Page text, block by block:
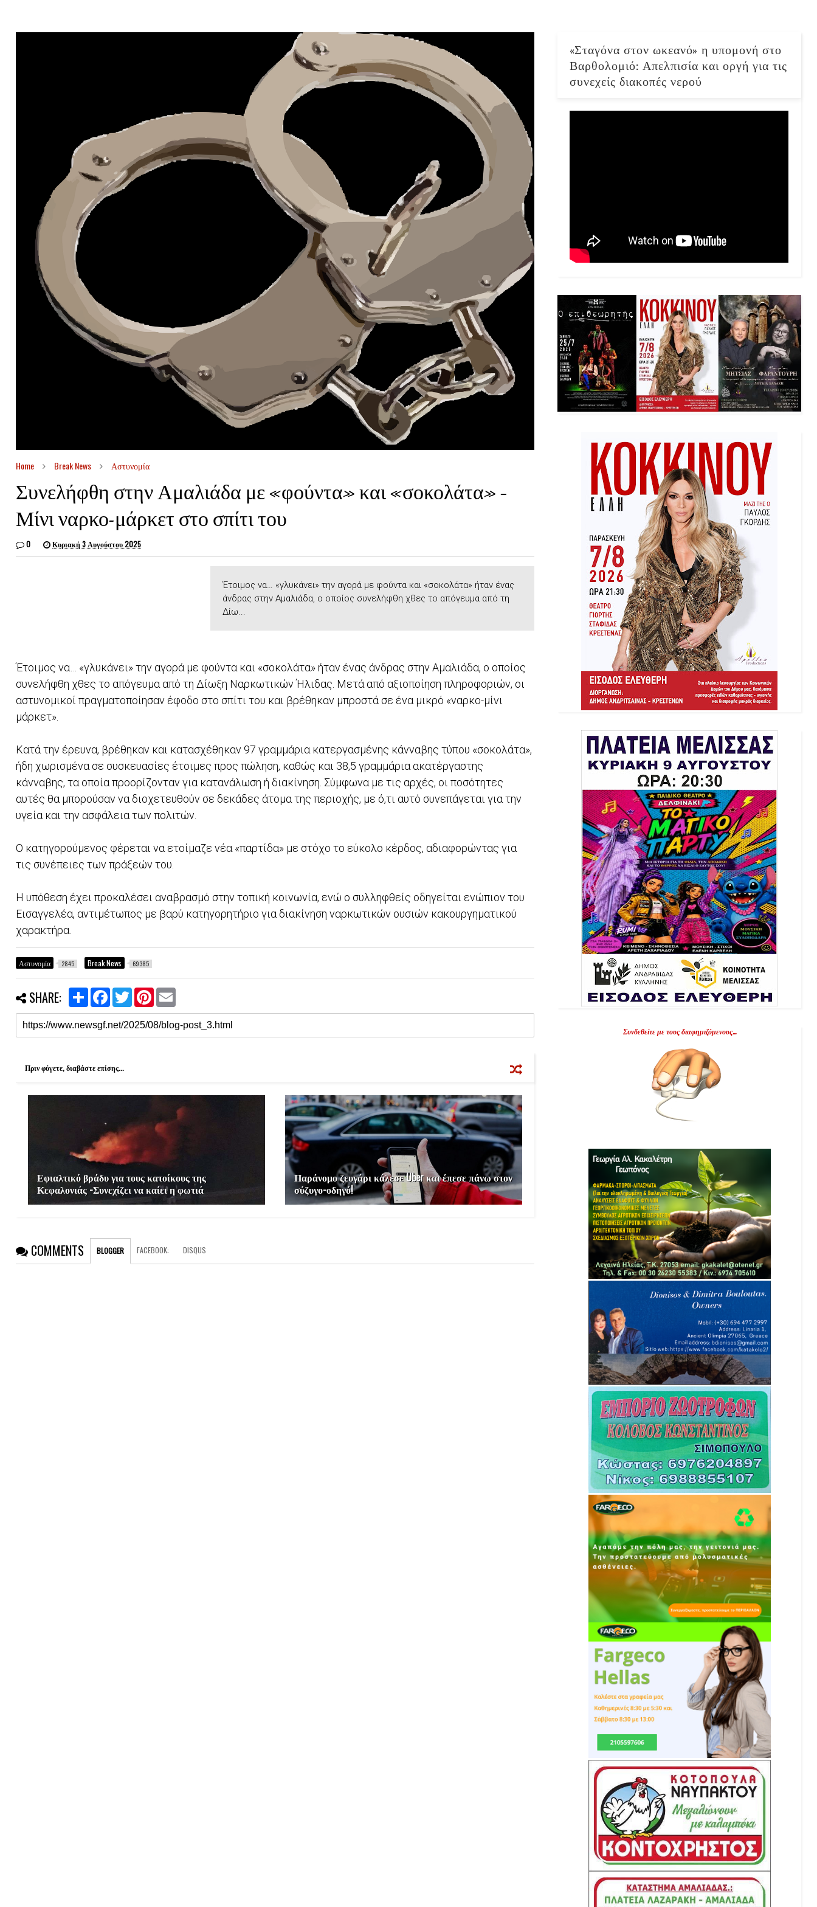
Home Break News Αστυνομία
Συνελήφθη στην Αμαλιάδα με «φούντα» και «σοκολάτα» –
Μίνι ναρκο-μάρκετ στο σπίτι του
0 Κυριακή 3 Αυγούστου 2025
Έτοιμος να… «γλυκάνει» την αγορά με φούντα και «σοκολάτα» ήταν ένας
άνδρας στην Αμαλιάδα, ο οποίος συνελήφθη χθες το απόγευμα από τη
Δίω...
Έτοιμος να… «γλυκάνει» την αγορά με φούντα και «σοκολάτα» ήταν ένας άνδρας στην Αμαλιάδα, ο οποίος
συνελήφθη χθες το απόγευμα από τη Δίωξη Ναρκωτικών Ήλιδας. Μετά από αξιοποίηση πληροφοριών, οι
αστυνομικοί πραγματοποίησαν έφοδο στο σπίτι του και βρέθηκαν μπροστά σε ένα μικρό «ναρκο-μίνι
μάρκετ».
Κατά την έρευνα, βρέθηκαν και κατασχέθηκαν 97 γραμμάρια κατεργασμένης κάνναβης τύπου «σοκολάτα»,
ήδη χωρισμένα σε συσκευασίες έτοιμες προς πώληση, καθώς και 38,5 γραμμάρια ακατέργαστης
κάνναβης, τα οποία προορίζονταν για κατανάλωση ή διακίνηση. Σύμφωνα με τις αρχές, οι ποσότητες
αυτές θα μπορούσαν να διοχετευθούν σε δεκάδες άτομα της περιοχής, με ό,τι αυτό συνεπάγεται για την
υγεία και την ασφάλεια των πολιτών.
Ο κατηγορούμενος φέρεται να ετοίμαζε νέα «παρτίδα» με στόχο το εύκολο κέρδος, αδιαφορώντας για
τις συνέπειες των πράξεών του.
Η υπόθεση έχει προκαλέσει αναβρασμό στην τοπική κοινωνία, ενώ ο συλληφθείς οδηγείται ενώπιον του
Εισαγγελέα, αντιμέτωπος με βαρύ κατηγορητήριο για διακίνηση ναρκωτικών ουσιών κακουργηματικού
χαρακτήρα.
Αστυνομία 2845 Break News 69385
SHARE:
S
a
r
e
F
c
e
b
o
T
i
t
t
e
P
n
t
e
r
a
i
l
Πριν φύγετε, διαβάστε επίσης...
Εφιαλτικό βράδυ για τους κατοίκους της
Κεφαλονιάς -Συνεχίζει να καίει η φωτιά
Παράνομο ζευγάρι κάλεσε Uber και έπεσε πάνω στον
σύζυγο-οδηγό!
COMMENTS BLOGGER FACEBOOK: DISQUS
«Σταγόνα στον ωκεανό» η υπομονή στο
Βαρθολομιό: Απελπισία και οργή για τις
συνεχείς διακοπές νερού
Συνδεθείτε με τους διαφημιζόμενους...